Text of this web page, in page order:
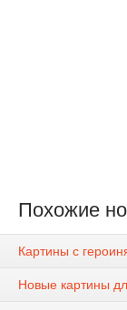
Похожие
Картины с
Новые картины